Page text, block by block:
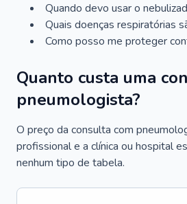
Quando devo usar o
Quais doenças respiratórias
Como posso me proteger
Quanto custa uma
pneumologista?
O preço da consulta com
profissional e a clínica ou hospital
nenhum tipo de tabela.